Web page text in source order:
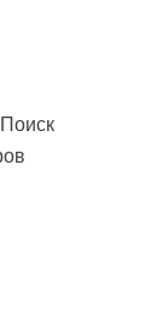
Поиск